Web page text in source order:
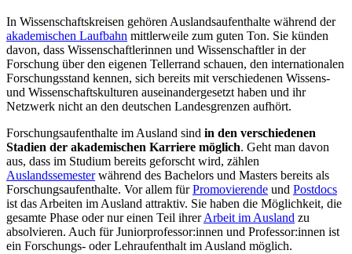
In Wissenschaftskreisen gehören Auslandsaufenthalte während der
akademischen Laufbahn mittlerweile zum guten Ton. Sie künden
davon, dass Wissenschaftlerinnen und Wissenschaftler in der
Forschung über den eigenen Tellerrand schauen, den internationalen
Forschungsstand kennen, sich bereits mit verschiedenen Wissens-
und Wissenschaftskulturen auseinandergesetzt haben und ihr
Netzwerk nicht an den deutschen Landesgrenzen aufhört.
Forschungsaufenthalte im Ausland sind in den verschiedenen
Stadien der akademischen Karriere möglich. Geht man davon
aus, dass im Studium bereits geforscht wird, zählen
Auslandssemesterwährend des Bachelors und Masters bereits als
Forschungsaufenthalte. Vor allem fürPromovierende und Postdocs
ist das Arbeiten im Ausland attraktiv. Sie haben die Möglichkeit, die
gesamte Phase oder nur einen Teil ihrerArbeit im Ausland zu
absolvieren. Auch für Juniorprofessor:innen und Professor:innen ist
ein Forschungs- oder Lehraufenthalt im Ausland möglich.